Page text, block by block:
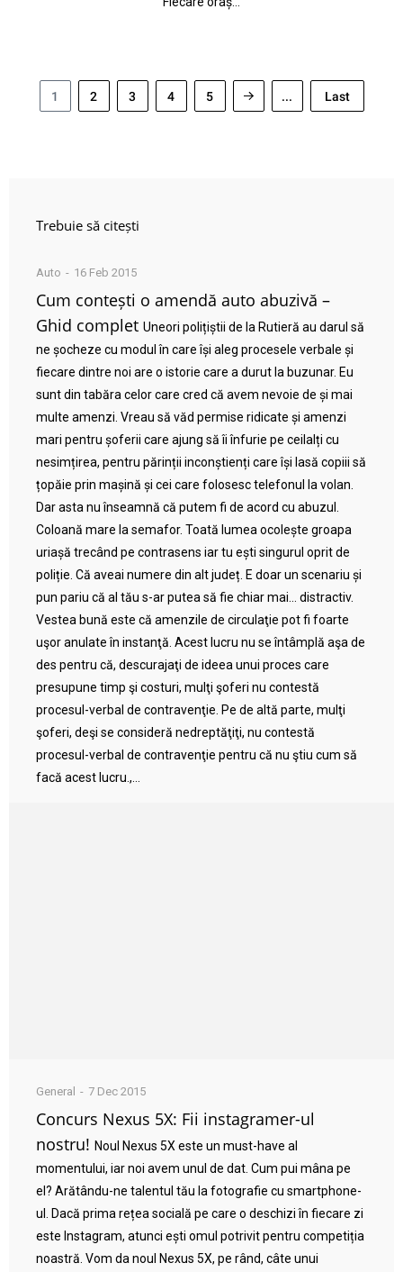
1 2 3 4 5 ... Last
Trebuie să citești
Auto 16 Feb 2015
Cum contești o amendă auto abuzivă –
Ghid complet Uneori polițiștii de la Rutieră au darul să
ne șocheze cu modul în care își aleg procesele verbale și
fiecare dintre noi are o istorie care a durut la buzunar. Eu
sunt din tabăra celor care cred că avem nevoie de și mai
multe amenzi. Vreau să văd permise ridicate și amenzi
mari pentru șoferii care ajung să îi înfurie pe ceilalți cu
nesimțirea, pentru părinții inconștienți care își lasă copiii să
țopăie prin mașină și cei care folosesc telefonul la volan.
Dar asta nu înseamnă că putem fi de acord cu abuzul.
Coloană mare la semafor. Toată lumea ocolește groapa
uriașă trecând pe contrasens iar tu ești singurul oprit de
poliție. Că aveai numere din alt județ. E doar un scenariu și
pun pariu că al tău s-ar putea să fie chiar mai… distractiv.
Vestea bună este că amenzile de circulaţie pot fi foarte
uşor anulate în instanţă. Acest lucru nu se întâmplă aşa de
des pentru că, descurajaţi de ideea unui proces care
presupune timp şi costuri, mulţi şoferi nu contestă
procesul-verbal de contravenţie. Pe de altă parte, mulţi
şoferi, deşi se consideră nedreptăţiţi, nu contestă
procesul-verbal de contravenţie pentru că nu ştiu cum să
facă acest lucru.,...
General 7 Dec 2015
Concurs Nexus 5X: Fii instagramer-ul
nostru! Noul Nexus 5X este un must-have al
momentului, iar noi avem unul de dat. Cum pui mâna pe
el? Arătându-ne talentul tău la fotografie cu smartphone-
ul. Dacă prima rețea socială pe care o deschizi în fiecare zi
este Instagram, atunci ești omul potrivit pentru competiția
noastră. Vom da noul Nexus 5X, pe rând, câte unui